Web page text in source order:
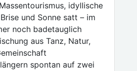
idyllische
und Sonne satt – im
noch badetauglich
aus Tanz, Natur,
spontan auf zwei